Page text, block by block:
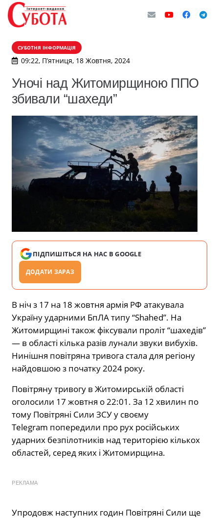
СУБОТНЯ ІНФОРМАЦІЯ
09:22, П’ятниця, 18 Жовтня, 2024
Уночі над Житомирщиною ППО
збивали “шахеди”
ПІДПИШІТЬСЯ НА НАС В GOOGLE
ДОДАТИ ЗАРАЗ
В ніч з 17 на 18 жовтня армія РФ атакувала
Україну ударними БпЛА типу “Shahed”. На
Житомирщині також фіксували проліт “шахедів”
— в області кілька разів лунали звуки вибухів.
Нинішня повітряна тривога стала для регіону
найдовшою з початку 2024 року.
Повітряну тривогу в Житомирській області
оголосили 17 жовтня о 22:01. За 12 хвилин по
тому Повітряні Сили ЗСУ у своєму
Telegram попередили про рух російських
ударних безпілотників над територією кількох
областей, серед яких і Житомирщина.
РЕКЛАМА
Упродовж наступних годин Повітряні Сили ще